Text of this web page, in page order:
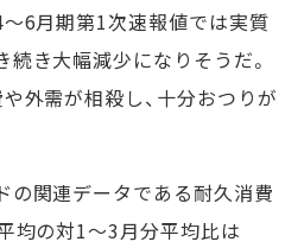
6月期第1次速報値では実質
き大幅減少になりそうだ。
外需が相殺し、十分おつりが
関連データである耐久消費
均の対1～3月分平均比は